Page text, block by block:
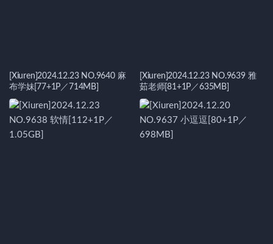
[Xiuren]2024.12.23 NO.9640 麻
布学妹[77+1P／714MB]
[Xiuren]2024.12.23 NO.9639 雅
茹老师[81+1P／635MB]